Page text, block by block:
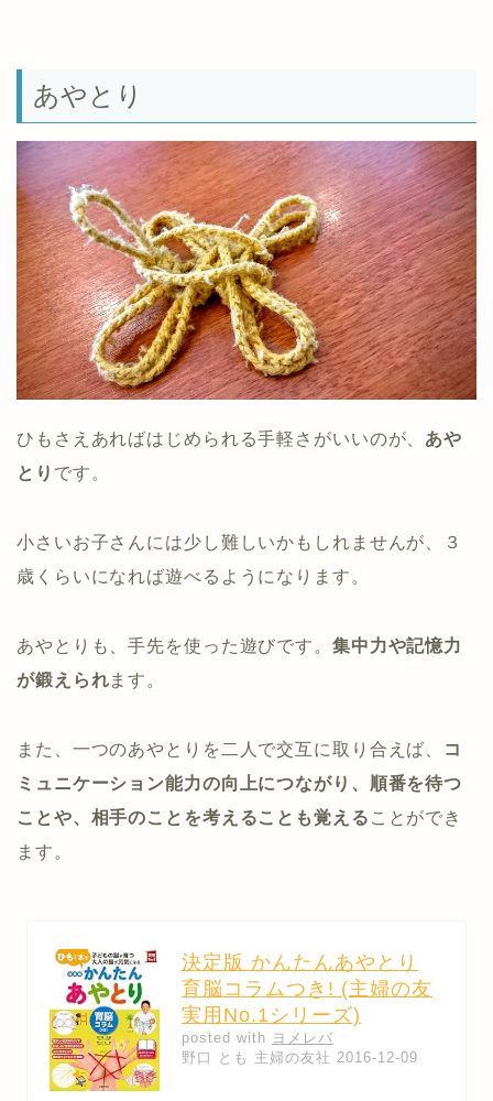
あやとり
ひもさえあればはじめられる手軽さがいいのが、 あや
とり です。
小さいお子さんには少し難しいかもしれませんが、３
歳くらいになれば遊べるようになります。
あやとりも、手先を使った遊びです。 集中力や記憶力
が鍛えられます。
また、一つのあやとりを二人で交互に取り合えば、
コ
ミュニケーション能力の向上につながり、順番を待つ
ことや、相手のことを考えることも覚える ことができ
ます。
決定版 かんたんあやとり
育脳コラムつき! (主婦の友
実用No.1シリーズ)
posted with ヨメレバ
野口 とも 主婦の友社 2016-12-09